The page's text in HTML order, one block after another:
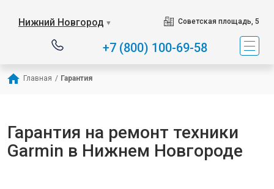
Нижний Новгород ▼ Советская площадь, 5
+7 (800) 100-69-58
Главная / Гарантия
Гарантия на ремонт техники
Garmin в Нижнем Новгороде